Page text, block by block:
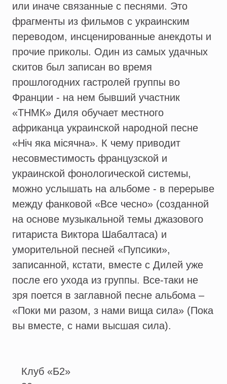
или иначе связанные с песнями. Это
фрагменты из фильмов с украинским
переводом, инсценированные анекдоты и
прочие приколы. Один из самых удачных
скитов был записан во время
прошлогодних гастролей группы во
Франции - на нем бывший участник
«ТНМК» Диля обучает местного
африканца украинской народной песне
«Нiч яка мiсячна». К чему приводит
несовместимость французской и
украинской фонологической системы,
можно услышать на альбоме - в перерыве
между фанковой «Все чесно» (созданной
на основе музыкальной темы джазового
гитариста Виктора Шабалтаса) и
уморительной песней «Пупсики»,
записанной, кстати, вместе с Дилей уже
после его ухода из группы. Все-таки не
зря поется в заглавной песне альбома –
«Поки ми разом, з нами вища сила» (Пока
вы вместе, с нами высшая сила).
Клуб «Б2»